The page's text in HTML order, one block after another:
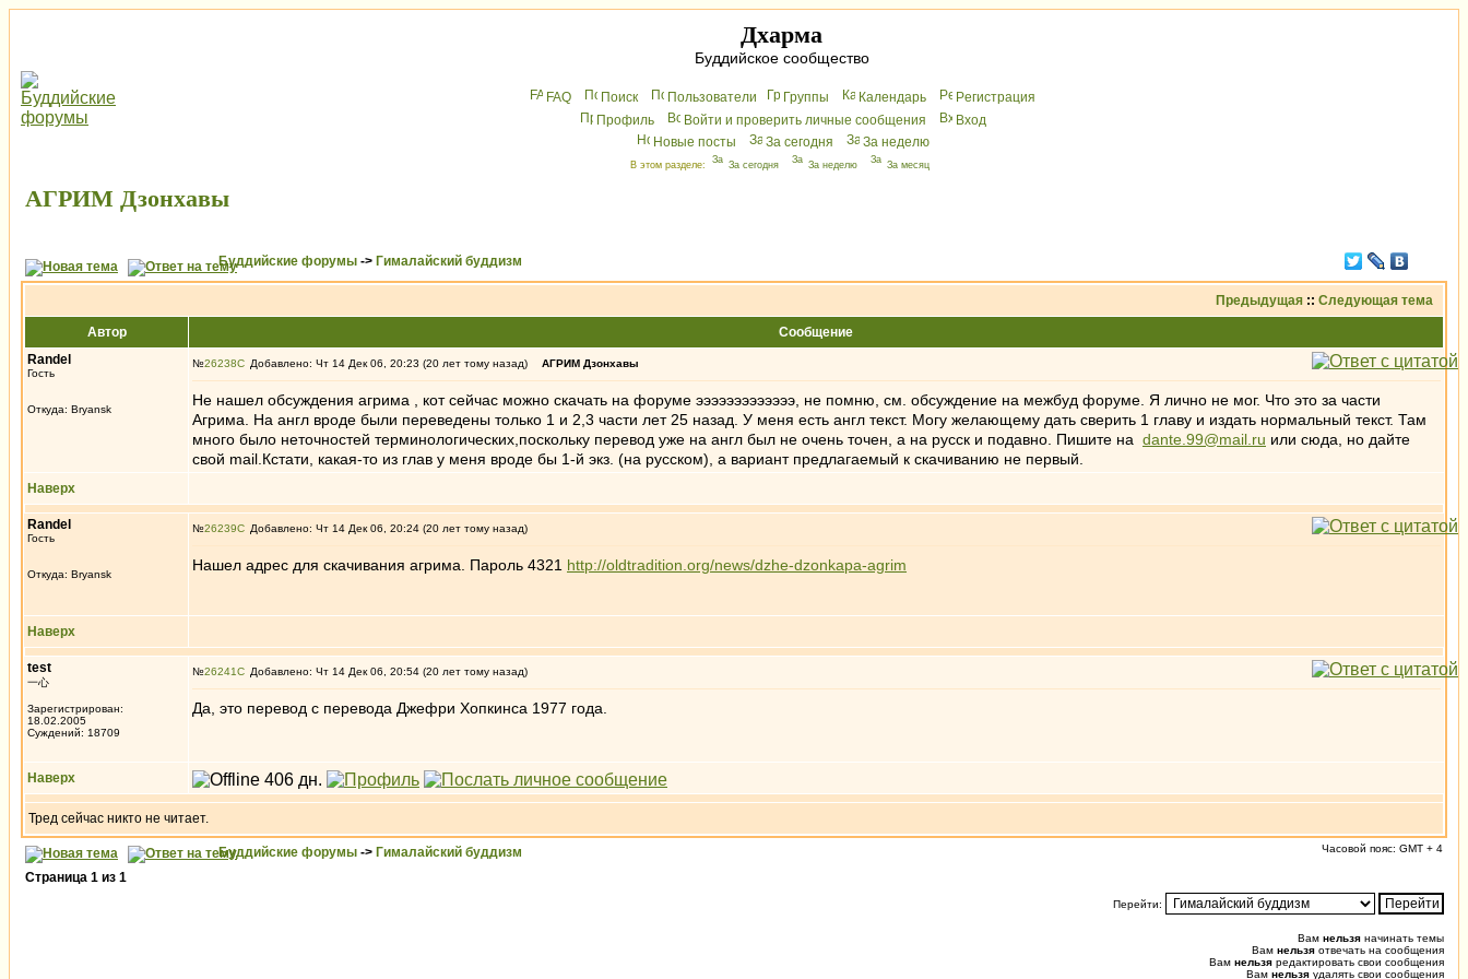
Дхарма
Буддийское сообщество
FAQ Поиск Пользователи Группы Календарь
Peгиcтрaция
Профиль
Войти и проверить личные сообщения
Вхoд
Новые посты
За сегодня За неделю
В этом разделе: За сегодня За неделю За месяц
АГРИМ Дзонхавы
Буддийские форумы -> Гималайский буддизм
Предыдущая :: Следующая тема
Автор
Сообщение
Randel
Гость
Откуда: Bryansk
№26238 Добавлено: Чт 14 Дек 06, 20:23 (20 лет тому назад) АГРИМ Дзонхавы
Не нашел обсуждения агрима , кот сейчас можно скачать на форуме эээээээээээээ, не помню, см. обсуждение на межбуд форуме. Я лично не мог. Что это за части
Агрима. На англ вроде были переведены только 1 и 2,3 части лет 25 назад. У меня есть англ текст. Могу желающему дать сверить 1 главу и издать нормальный текст. Там
много было неточностей терминологических,поскольку перевод уже на англ был не очень точен, а на русск и подавно. Пишите на dante.99@mail.ru или сюда, но дайте
свой mail.Кстати, какая-то из глав у меня вроде бы 1-й экз. (на русском), а вариант предлагаемый к скачиванию не первый.
Наверх
Randel
Гость
Откуда: Bryansk
№26239 Добавлено: Чт 14 Дек 06, 20:24 (20 лет тому назад)
Нашел адрес для скачивания агрима. Пароль 4321 http://oldtradition.org/news/dzhe-dzonkapa-agrim
Наверх
test
一心
Зарегистрирован:
18.02.2005
Суждений: 18709
№26241 Добавлено: Чт 14 Дек 06, 20:54 (20 лет тому назад)
Да, это перевод с перевода Джефри Хопкинса 1977 года.
Наверх
Тред сейчас никто не читает.
Буддийские форумы -> Гималайский буддизм Часовой пояс: GMT + 4
Страница 1 из 1
Перейти:
Вам нельзя начинать темы
Вам нельзя отвечать на сообщения
Вам нельзя редактировать свои сообщения
Вам нельзя удалять свои сообщения